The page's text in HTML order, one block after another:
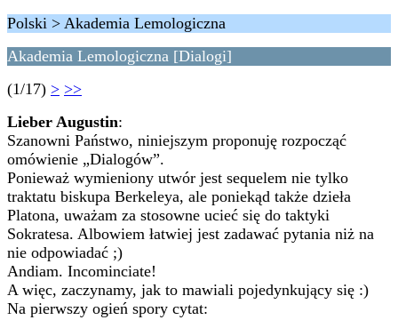
Polski > Akademia Lemologiczna
Akademia Lemologiczna [Dialogi]
(1/17) > >>
Lieber Augustin:
Szanowni Państwo, niniejszym proponuję rozpocząć
omówienie „Dialogów”.
Ponieważ wymieniony utwór jest sequelem nie tylko
traktatu biskupa Berkeleya, ale poniekąd także dzieła
Platona, uważam za stosowne ucieć się do taktyki
Sokratesa. Albowiem łatwiej jest zadawać pytania niż na
nie odpowiadać ;)
Andiam. Incominciate!
A więc, zaczynamy, jak to mawiali pojedynkujący się :)
Na pierwszy ogień spory cytat: